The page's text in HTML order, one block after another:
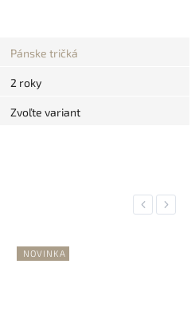
Pánske tričká
2 roky
Zvoľte variant
Previous
NOVINKA
Next